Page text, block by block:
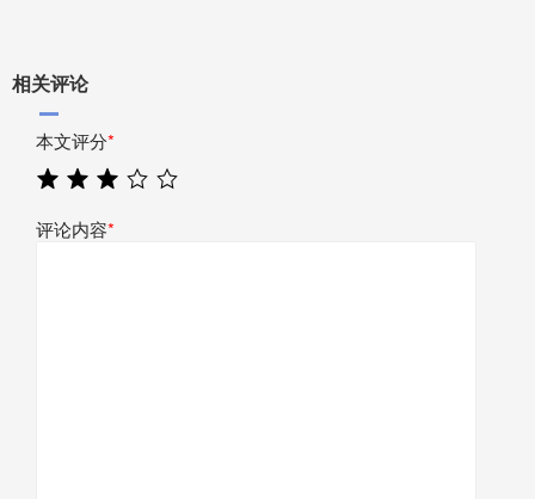
相关评论
本文评分*
评论内容*